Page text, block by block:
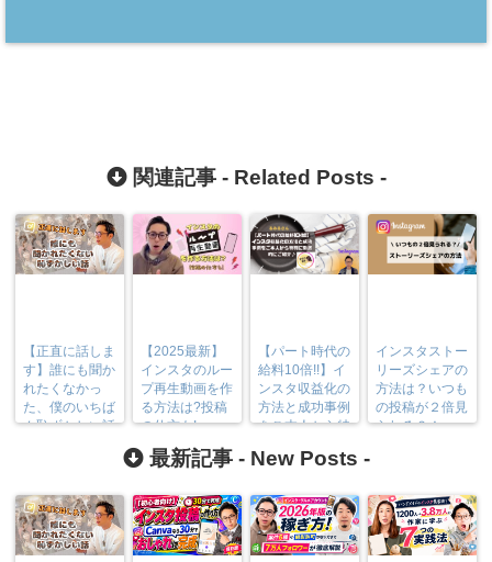
関連記事 - Related Posts -
【正直に話しま
す】誰にも聞か
れたくなかっ
た、僕のいちば
ん恥ずかしい話
【2025最新】
インスタのルー
プ再生動画を作
る方法は?投稿
の仕方も!
【パート時代の
給料10倍!!】イ
ンスタ収益化の
方法と成功事例
をご本人から特
紹介♪
インスタストー
リーズシェアの
方法は？いつも
の投稿が２倍見
られる？！
最新記事 - New Posts -